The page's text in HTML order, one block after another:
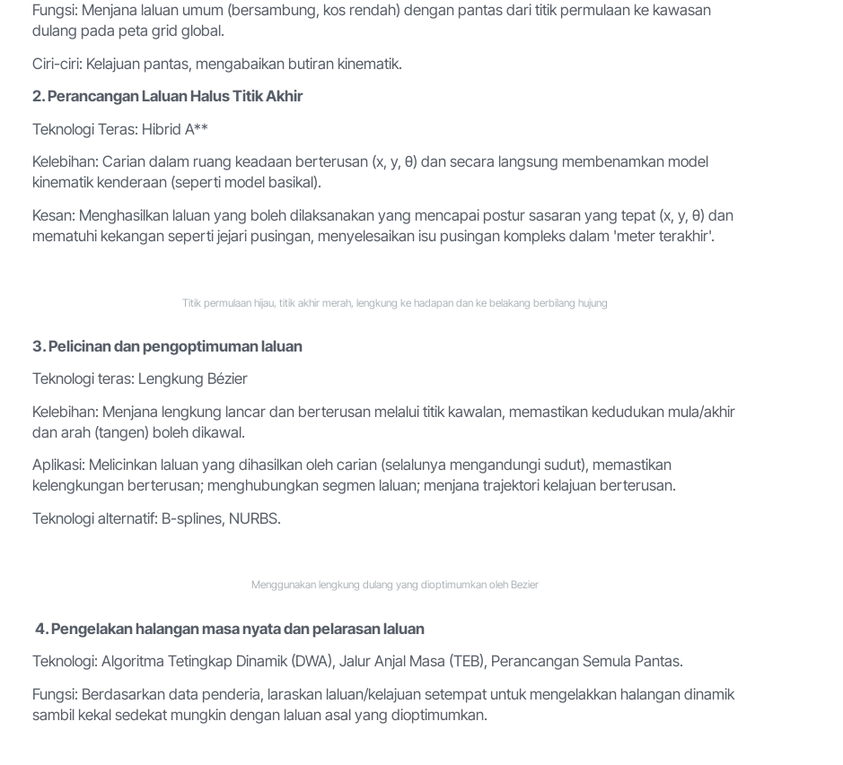
Fungsi: Menjana laluan umum (bersambung, kos rendah) dengan pantas dari titik permulaan ke kawasan
dulang pada peta grid global.
Ciri-ciri: Kelajuan pantas, mengabaikan butiran kinematik.
2. Perancangan Laluan Halus Titik Akhir
Teknologi Teras: Hibrid A**
Kelebihan: Carian dalam ruang keadaan berterusan (x, y, θ) dan secara langsung membenamkan model
kinematik kenderaan (seperti model basikal).
Kesan: Menghasilkan laluan yang boleh dilaksanakan yang mencapai postur sasaran yang tepat (x, y, θ) dan
mematuhi kekangan seperti jejari pusingan, menyelesaikan isu pusingan kompleks dalam 'meter terakhir'.
Titik permulaan hijau, titik akhir merah, lengkung ke hadapan dan ke belakang berbilang hujung
3. Pelicinan dan pengoptimuman laluan
Teknologi teras: Lengkung Bézier
Kelebihan: Menjana lengkung lancar dan berterusan melalui titik kawalan, memastikan kedudukan mula/akhir
dan arah (tangen) boleh dikawal.
Aplikasi: Melicinkan laluan yang dihasilkan oleh carian (selalunya mengandungi sudut), memastikan
kelengkungan berterusan; menghubungkan segmen laluan; menjana trajektori kelajuan berterusan.
Teknologi alternatif: B-splines, NURBS.
Menggunakan lengkung dulang yang dioptimumkan oleh Bezier
4. Pengelakan halangan masa nyata dan pelarasan laluan
Teknologi: Algoritma Tetingkap Dinamik (DWA), Jalur Anjal Masa (TEB), Perancangan Semula Pantas.
Fungsi: Berdasarkan data penderia, laraskan laluan/kelajuan setempat untuk mengelakkan halangan dinamik
sambil kekal sedekat mungkin dengan laluan asal yang dioptimumkan.